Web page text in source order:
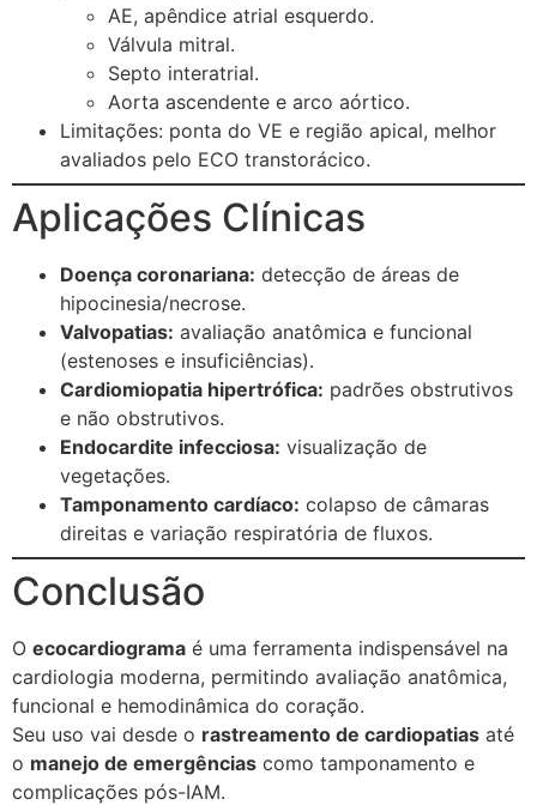
AE, apêndice atrial esquerdo.
Válvula mitral.
Septo interatrial.
Aorta ascendente e arco aórtico.
Limitações: ponta do VE e região apical, melhor
avaliados pelo ECO transtorácico.
Aplicações Clínicas
Doença coronariana: detecção de áreas de
hipocinesia/necrose.
Valvopatias: avaliação anatômica e funcional
(estenoses e insuficiências).
Cardiomiopatia hipertrófica: padrões obstrutivos
e não obstrutivos.
Endocardite infecciosa: visualização de
vegetações.
Tamponamento cardíaco: colapso de câmaras
direitas e variação respiratória de fluxos.
Conclusão
O ecocardiograma é uma ferramenta indispensável na
cardiologia moderna, permitindo avaliação anatômica,
funcional e hemodinâmica do coração.
Seu uso vai desde o rastreamento de cardiopatias até
o manejo de emergências como tamponamento e
complicações pós-IAM.